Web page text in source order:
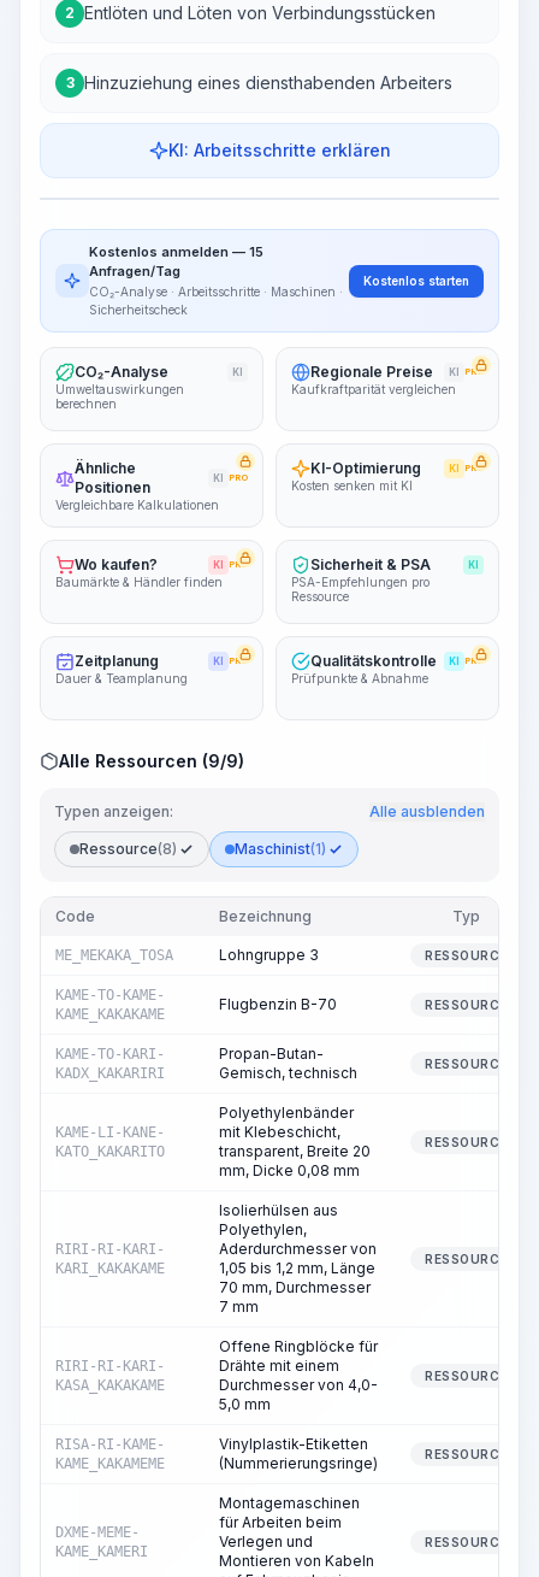
2 Entlöten und Löten von Verbindungsstücken
3 Hinzuziehung eines diensthabenden Arbeiters
KI: Arbeitsschritte erklären
Arbeitsschritte
~15-30 Sek.
Kostenlos anmelden — 15
Anfragen/Tag
CO₂-Analyse · Arbeitsschritte · Maschinen ·
Sicherheitscheck
Kostenlos starten
CO₂-Analyse KI
Umweltauswirkungen
berechnen
Regionale Preise KI PRO
Kaufkraftparität vergleichen
Ähnliche
Positionen
KI PRO
Vergleichbare Kalkulationen
KI-Optimierung KI PRO
Kosten senken mit KI
Wo kaufen? KI PRO
Baumärkte & Händler finden
Sicherheit & PSA KI
PSA-Empfehlungen pro
Ressource
Zeitplanung KI PRO
Dauer & Teamplanung
Qualitätskontrolle KI PRO
Prüfpunkte & Abnahme
Alle Ressourcen (9/9)
Typen anzeigen: Alle ausblenden
Ressource(8) Maschinist(1)
Code Bezeichnung Typ
ME_MEKAKA_TOSA Lohngruppe 3 RESSOURCE
KAME-TO-KAME-
KAME_KAKAKAME
Flugbenzin B-70 RESSOURCE
KAME-TO-KARI-
KADX_KAKARIRI
Propan-Butan-
Gemisch, technisch
RESSOURCE
KAME-LI-KANE-
KATO_KAKARITO
Polyethylenbänder
mit Klebeschicht,
transparent, Breite 20
mm, Dicke 0,08 mm
RESSOURCE
RIRI-RI-KARI-
KARI_KAKAKAME
Isolierhülsen aus
Polyethylen,
Aderdurchmesser von
1,05 bis 1,2 mm, Länge
70 mm, Durchmesser
7 mm
RESSOURCE
RIRI-RI-KARI-
KASA_KAKAKAME
Offene Ringblöcke für
Drähte mit einem
Durchmesser von 4,0-
5,0 mm
RESSOURCE
RISA-RI-KAME-
KAME_KAKAMEME
Vinylplastik-Etiketten
(Nummerierungsringe)
RESSOURCE
DXME-MEME-
KAME_KAMERI
Montagemaschinen
für Arbeiten beim
Verlegen und
Montieren von Kabeln
RESSOURCE